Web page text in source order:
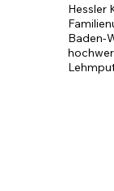
Hessler
Baden-